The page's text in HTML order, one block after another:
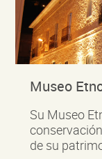
Museo
Su Museo
de su